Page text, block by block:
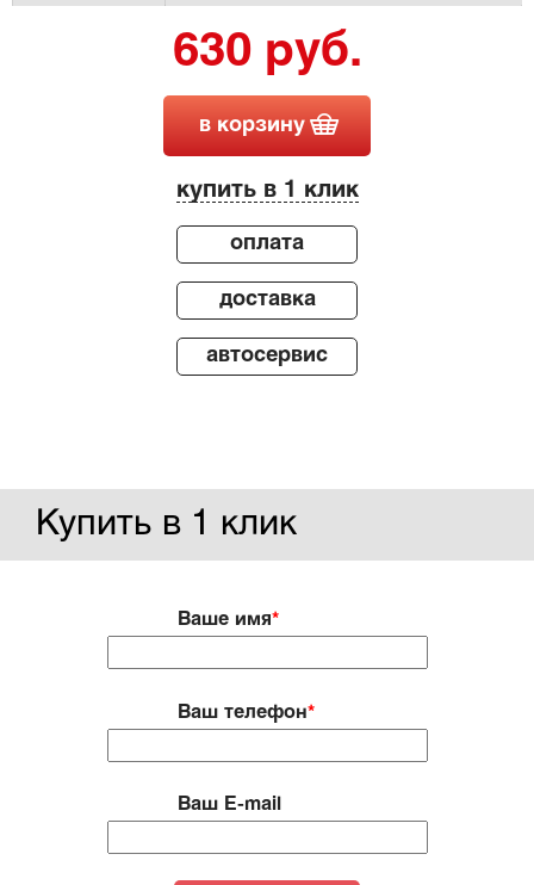
630 руб.
в корзину
купить в 1 клик
оплата
доставка
автосервис
Купить в 1 клик
Ваше имя*
Ваш телефон*
Ваш E-mail